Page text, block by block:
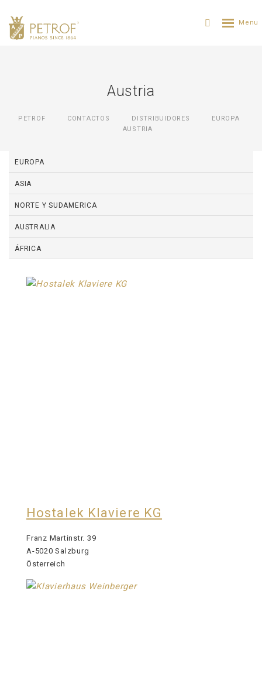
Austria
PETROF CONTACTOS DISTRIBUIDORES
ЕUROPA
AUSTRIA
EUROPA
ASIA
NORTE Y SUDAMERICA
AUSTRALIA
ÁFRICA
Hostalek Klaviere KG
Franz Martinstr. 39
A-5020 Salzburg
Österreich